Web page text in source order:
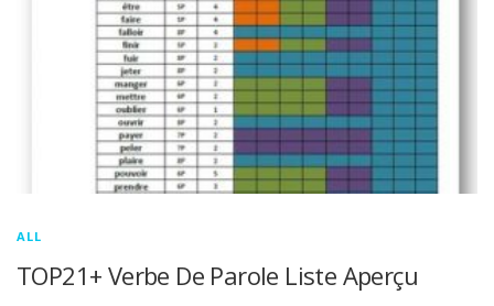
ALL
TOP21+ Verbe De Parole Liste Aperçu